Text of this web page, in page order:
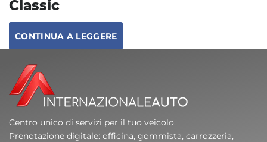
Classic
CONTINUA A LEGGERE
Centro unico di servizi per il tuo veicolo.
Prenotazione digitale: officina, gommista, carrozzeria,